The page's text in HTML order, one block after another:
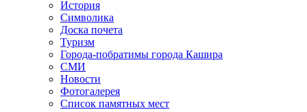
История
Символика
Доска почета
Туризм
Города-побратимы города Кашира
СМИ
Новости
Фотогалерея
Список памятных мест